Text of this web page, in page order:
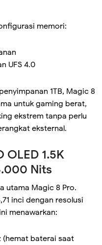
memori:
UFS 4.0
1TB, Magic 8
untuk gaming berat,
ekstrem tanpa perlu
eksternal.
OLED 1.5K
Nits
utama Magic 8 Pro.
inci dengan resolusi
menawarkan:
(hemat baterai saat